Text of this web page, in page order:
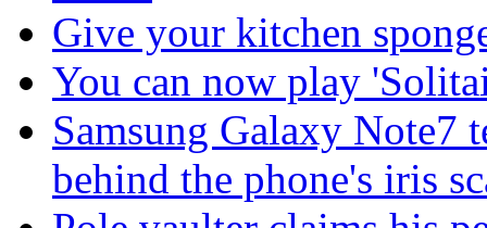
Give your kitchen
You can now play
Samsung Galaxy Note7
behind the phone's iris